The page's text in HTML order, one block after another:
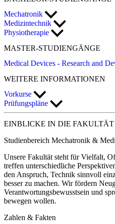
Mechatronik
Medizintechnik
Physiotherapie
MASTER-STUDIENGÄNGE
Medical Devices - Research and
WEITERE INFORMATIONEN
Vorkurse
Prüfungspläne
EINBLICKE IN DIE FAKULTÄT
Studienbereich Mechatronik &
Unsere Fakultät steht für Vielfalt,
treffen unterschiedliche
den Anspruch, Technik sinnvoll
besser zu machen. Wir fördern
Verantwortungsbewusstsein und
bewegen wollen.
Zahlen & Fakten